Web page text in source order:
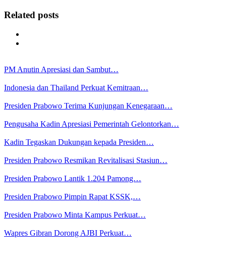
Related posts
PM Anutin Apresiasi dan Sambut…
Indonesia dan Thailand Perkuat Kemitraan…
Presiden Prabowo Terima Kunjungan Kenegaraan…
Pengusaha Kadin Apresiasi Pemerintah Gelontorkan…
Kadin Tegaskan Dukungan kepada Presiden…
Presiden Prabowo Resmikan Revitalisasi Stasiun…
Presiden Prabowo Lantik 1.204 Pamong…
Presiden Prabowo Pimpin Rapat KSSK,…
Presiden Prabowo Minta Kampus Perkuat…
Wapres Gibran Dorong AJBI Perkuat…